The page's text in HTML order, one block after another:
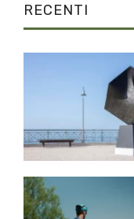
RECENTI